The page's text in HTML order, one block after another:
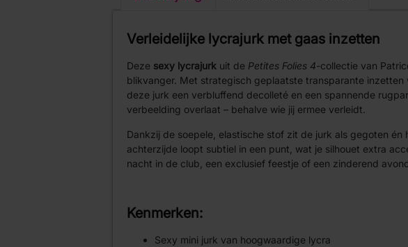
Verleidelijke lycrajurk met gaas inzetten
Deze sexy lycrajurkuit de Petites Folies 4-collectie van
blikvanger. Met strategisch geplaatste transparante inzetten
deze jurk een verbluffend decolleté en een spannende
verbeelding overlaat – behalve wie jij ermee verleidt.
Dankzij de soepele, elastische stof zit de jurk als gegoten én
achterzijde loopt subtiel in een punt, wat je silhouet extra
nacht in de club, een exclusief feestje of een zinderend
Kenmerken:
Sexy mini jurk van hoogwaardige lycra